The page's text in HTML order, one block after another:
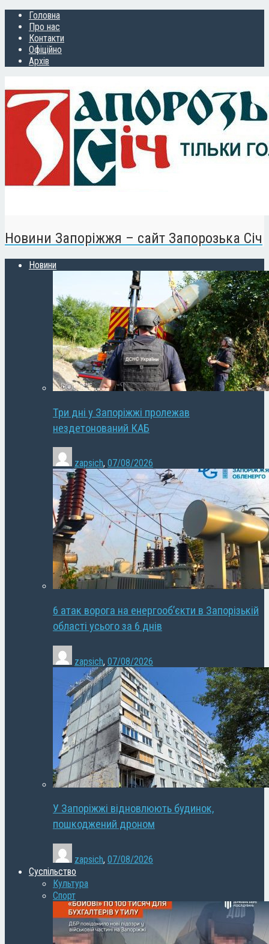
Головна
Про нас
Контакти
Офіційно
Архів
Новини Запоріжжя – сайт Запорозька Січ
Новини
Три дні у Запоріжжі пролежав
нездетонований КАБ
zapsich, 07/08/2026
6 атак ворога на енергооб’єкти в Запорізькій
області усього за 6 днів
zapsich, 07/08/2026
У Запоріжжі відновлюють будинок,
пошкоджений дроном
zapsich, 07/08/2026
Суспільство
Культура
Спорт